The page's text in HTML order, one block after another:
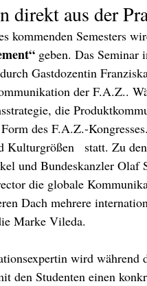
TEXT/PR
direkt aus der
kommenden Semesters
geben. Das
Gastdozentin
der F.A.Z..
die
des F.A.Z.-
Kulturgrößen   statt. Zu
und Bundeskanzler Olaf
die globale
Dach mehrere
Marke Vileda.
wird während
den Studenten einen